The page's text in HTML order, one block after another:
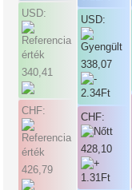
USD:
340,41
CHF:
426,79
USD:
338,07
CHF:
428,10